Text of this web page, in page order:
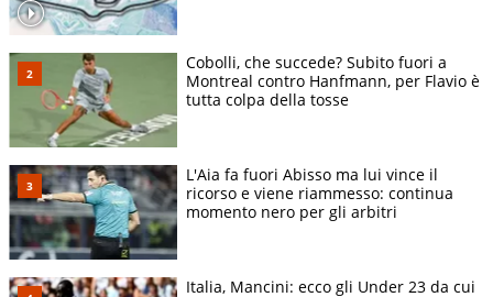
Cobolli, che succede? Subito fuori a
Montreal contro Hanfmann, per Flavio è
tutta colpa della tosse
L'Aia fa fuori Abisso ma lui vince il
ricorso e viene riammesso: continua
momento nero per gli arbitri
Italia, Mancini: ecco gli Under 23 da cui